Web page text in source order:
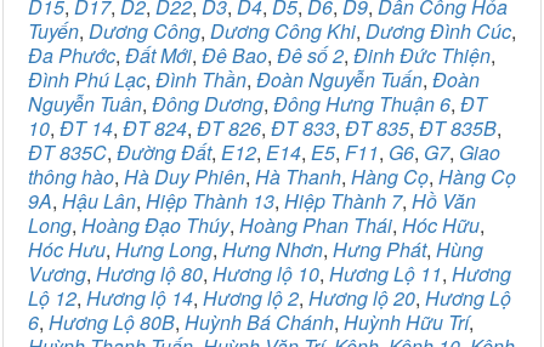
D15, D17, D2, D22, D3, D4, D5, D6, D9, Dân Công Hỏa
Tuyến, Dương Công, Dương Công Khi, Dương Đình Cúc,
Đa Phước, Đất Mới, Đê Bao, Đê số 2, Đinh Đức Thiện,
Đình Phú Lạc, Đình Thần, Đoàn Nguyễn Tuấn, Đoàn
Nguyễn Tuân, Đông Dương, Đông Hưng Thuận 6, ĐT
10, ĐT 14, ĐT 824, ĐT 826, ĐT 833, ĐT 835, ĐT 835B,
ĐT 835C, Đường Đất, E12, E14, E5, F11, G6, G7, Giao
thông hào, Hà Duy Phiên, Hà Thanh, Hàng Cọ, Hàng Cọ
9A, Hậu Lân, Hiệp Thành 13, Hiệp Thành 7, Hồ Văn
Long, Hoàng Đạo Thúy, Hoàng Phan Thái, Hóc Hữu,
Hóc Hưu, Hưng Long, Hưng Nhơn, Hưng Phát, Hùng
Vương, Hương lộ 80, Hương lộ 10, Hương Lộ 11, Hương
Lộ 12, Hương lộ 14, Hương lộ 2, Hương lộ 20, Hương Lộ
6, Hương Lộ 80B, Huỳnh Bá Chánh, Huỳnh Hữu Trí,